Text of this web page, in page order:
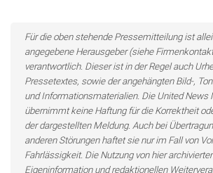
Für die oben stehende Pressemitteilung ist
angegebene Herausgeber (siehe
verantwortlich. Dieser ist in der Regel auch
Pressetextes, sowie der angehängten Bild-,
und Informationsmaterialien. Die United News
übernimmt keine Haftung für die Korrektheit
der dargestellten Meldung. Auch bei
anderen Störungen haftet sie nur im Fall von
Fahrlässigkeit. Die Nutzung von hier
Eigeninformation und redaktionellen